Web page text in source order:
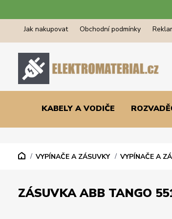
Jak nakupovat Obchodní podmínky
KABELY A VODIČE
VYPÍNAČE A ZÁSUVKY VYPÍNAČE A
ZÁSUVKA ABB TANGO